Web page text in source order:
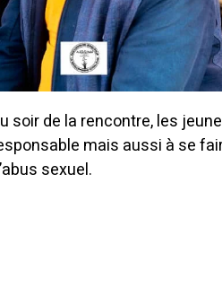
soir de la rencontre, les
mais aussi à se
sexuel.